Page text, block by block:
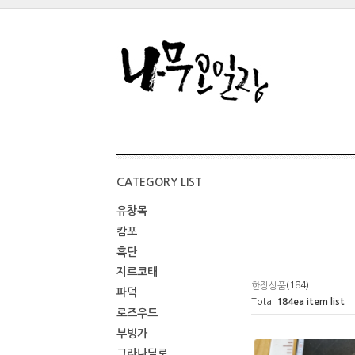
CATEGORY LIST
유창목
캄포
흑단
지르코태
파덕
로즈우드
부빙가
한장상품(184) .
Total
184ea item list